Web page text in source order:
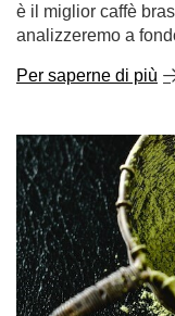
è il miglior caffè
analizzeremo a
Per saperne di più